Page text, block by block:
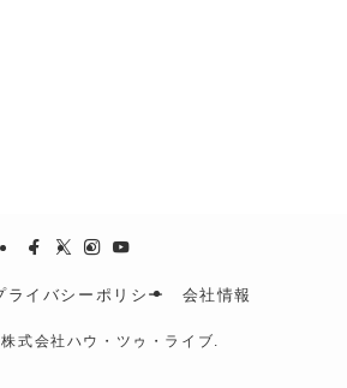
ライバシーポリシー 会社情報
式会社ハウ・ツゥ・ライブ.